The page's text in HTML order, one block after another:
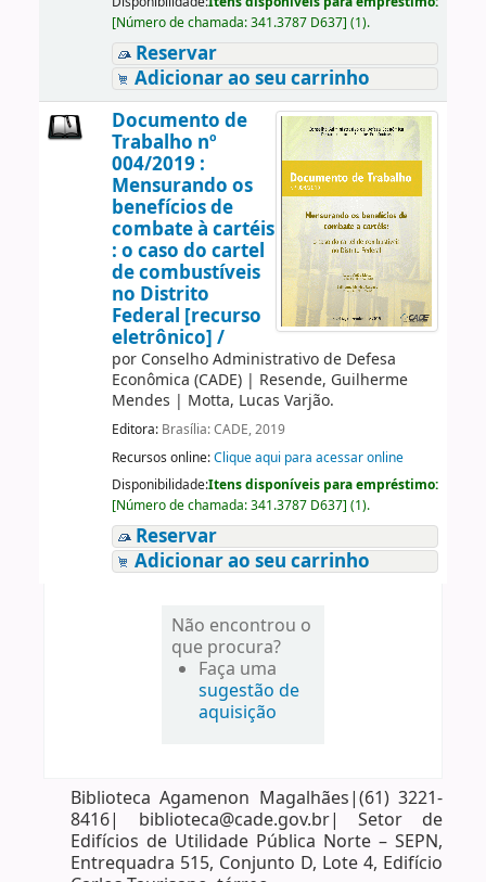
[Número de chamada:341.3787 D637] (1).
Reservar
Adicionar ao seu carrinho
Documento de
Trabalho nº
004/2019 :
Mensurando os
benefícios de
combate à cartéis
: o caso do cartel
de combustíveis
no Distrito
Federal [recurso
eletrônico] /
por Conselho Administrativo de Defesa
Econômica (CADE)| Resende, Guilherme
Mendes | Motta, Lucas Varjão.
Editora: Brasília: CADE, 2019
Recursos online:Clique aqui para acessar online
Disponibilidade:Itens disponíveis para empréstimo:
[Número de chamada:341.3787 D637] (1).
Reservar
Adicionar ao seu carrinho
Não encontrou o
que procura?
Faça uma
sugestão de
aquisição
Biblioteca Agamenon Magalhães|(61) 3221-
8416| biblioteca@cade.gov.br| Setor de
Edifícios de Utilidade Pública Norte – SEPN,
Entrequadra 515, Conjunto D, Lote 4, Edifício